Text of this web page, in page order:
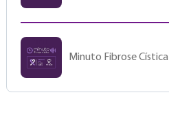
Minuto Fibrose Cística